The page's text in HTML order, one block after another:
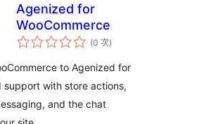
Agenized for
WooCommerce
(0 次評
分
數
)
to Agenized for
support with store actions,
and the chat